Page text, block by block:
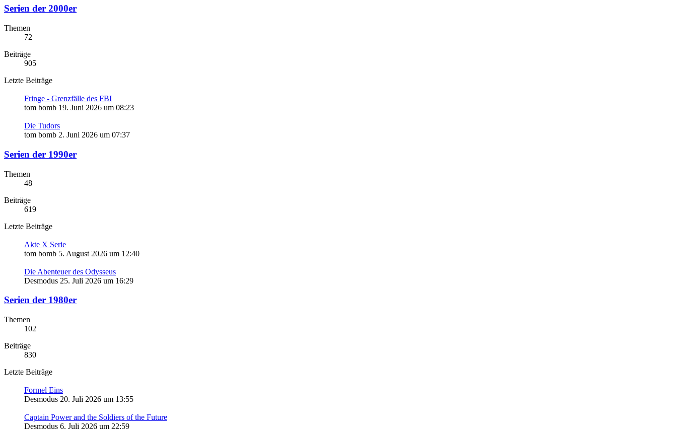
Serien der 2000er
Themen
72
Beiträge
905
Letzte Beiträge
Fringe - Grenzfälle des FBI
tom bomb 19. Juni 2026 um 08:23
Die Tudors
tom bomb 2. Juni 2026 um 07:37
Serien der 1990er
Themen
48
Beiträge
619
Letzte Beiträge
Akte X Serie
tom bomb 5. August 2026 um 12:40
Die Abenteuer des Odysseus
Desmodus 25. Juli 2026 um 16:29
Serien der 1980er
Themen
102
Beiträge
830
Letzte Beiträge
Formel Eins
Desmodus 20. Juli 2026 um 13:55
Captain Power and the Soldiers of the Future
Desmodus 6. Juli 2026 um 22:59